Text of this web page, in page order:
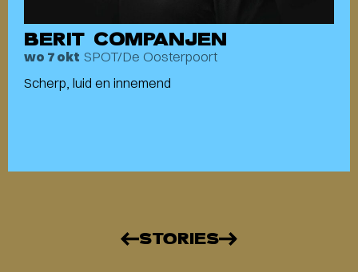
BERIT COMPANJEN
wo 7 okt SPOT/De Oosterpoort
Scherp, luid en innemend
STORIES